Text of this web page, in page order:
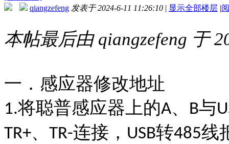
qiangzefeng 发表于 2024-6-11 11:26:10 | 显示全部楼层 |
本帖最后由 qiangzefeng 于
一．感应器修改地址
1.将聪普感应器上的A、 B与
TR+、 TR-连接， USB转485线